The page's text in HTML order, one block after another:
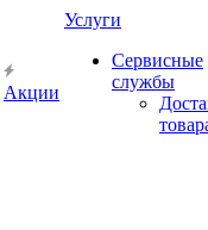
Акции
Услуги
Сервисные
службы